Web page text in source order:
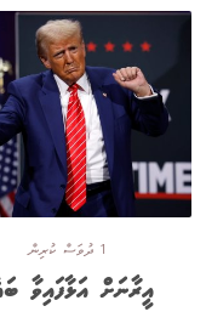
1 ދުވަސް ކުރިން
އީރާނަށް އަޅާފައިވާ